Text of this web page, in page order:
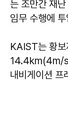
는 조만간 재
임무 수행에
KAIST는 황보
14.4km(4m/
내비게이션 프